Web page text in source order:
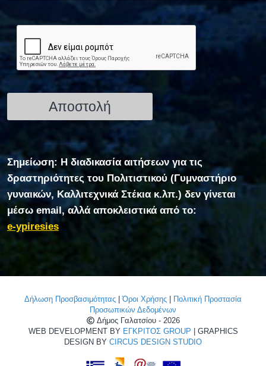
Σημείωση: Η διαδικασία αιτήσεων για τις
δραστηριότητες του Πολιτιστικού (Γυμναστήριο
γυναικών, Καλλιτεχνικά Στέκια κ.λπ.) δεν γίνεται
μέσω email, αλλά αποκλειστικά από το:
e-ypiresies
Δήλωση Προσβασιμότητας |Όροι Χρήσης
Πολιτική Προστασία
Προσωπικών Δεδομένων
Δήμος Γαλατσίου - 2026
WEB DEVELOPMENT BY ΕΓΚΡΙΤΟΣ GROUP | GRAPHICS
DESIGN BY CIRCUS DESIGN STUDIO